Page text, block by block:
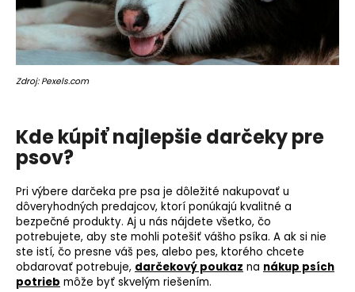
Zdroj: Pexels.com
Kde kúpiť najlepšie darčeky pre
psov?
Pri výbere darčeka pre psa je dôležité nakupovať u
dôveryhodných predajcov, ktorí ponúkajú kvalitné a
bezpečné produkty. Aj u nás nájdete všetko, čo
potrebujete, aby ste mohli potešiť vášho psíka. A ak si nie
ste istí, čo presne váš pes, alebo pes, ktorého chcete
obdarovať potrebuje, darčekový poukaz na nákup psích
potrieb môže byť skvelým riešením.